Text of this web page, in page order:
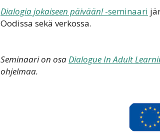
Dialogia jokaiseen päivään!-seminaari
Oodissa sekä verkossa.
Seminaari on osaDialogue In Adult
ohjelmaa.